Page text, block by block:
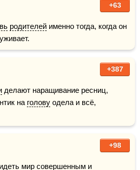
+63
родителей именно тогда, когда он
+387
делают наращивание ресниц,
на голову одела и всё,
+98
мир совершенным и